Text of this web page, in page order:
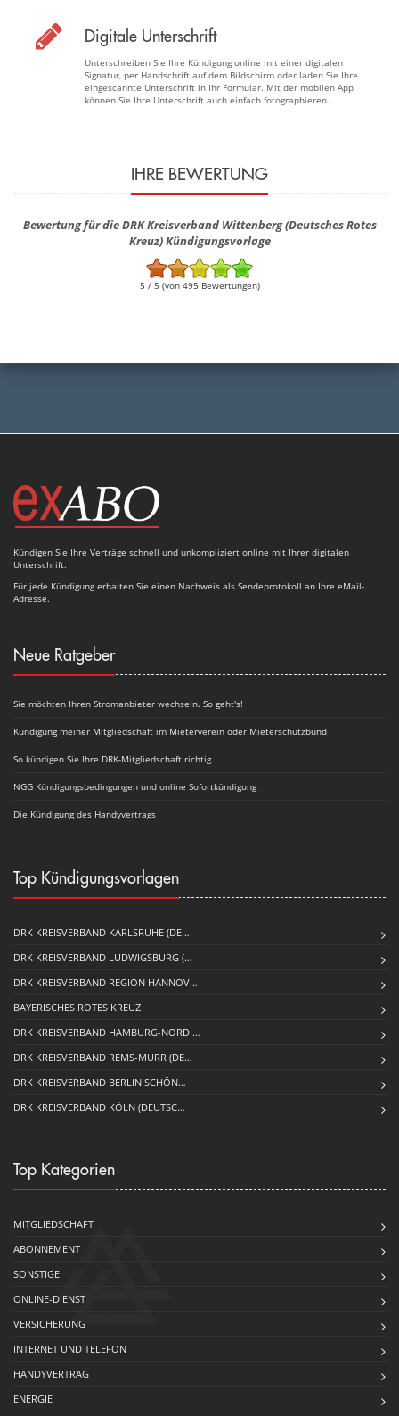
Digitale Unterschrift
Unterschreiben Sie Ihre Kündigung online mit einer digitalen
Signatur, per Handschrift auf dem Bildschirm oder laden Sie Ihre
eingescannte Unterschrift in Ihr Formular. Mit der mobilen App
können Sie Ihre Unterschrift auch einfach fotographieren.
IHRE BEWERTUNG
Bewertung für die DRK Kreisverband Wittenberg (Deutsches Rotes
Kreuz) Kündigungsvorlage
5 / 5 (von 495 Bewertungen)
Kündigen Sie Ihre Verträge schnell und unkompliziert online mit Ihrer digitalen
Unterschrift.
Für jede Kündigung erhalten Sie einen Nachweis als Sendeprotokoll an Ihre eMail-
Adresse.
Neue Ratgeber
Sie möchten Ihren Stromanbieter wechseln. So geht's!
Kündigung meiner Mitgliedschaft im Mieterverein oder Mieterschutzbund
So kündigen Sie Ihre DRK-Mitgliedschaft richtig
NGG Kündigungsbedingungen und online Sofortkündigung
Die Kündigung des Handyvertrags
Top Kündigungsvorlagen
DRK KREISVERBAND KARLSRUHE (DE…
DRK KREISVERBAND LUDWIGSBURG (…
DRK KREISVERBAND REGION HANNOV…
BAYERISCHES ROTES KREUZ
DRK KREISVERBAND HAMBURG-NORD …
DRK KREISVERBAND REMS-MURR (DE…
DRK KREISVERBAND BERLIN SCHÖN…
DRK KREISVERBAND KÖLN (DEUTSC…
Top Kategorien
MITGLIEDSCHAFT
ABONNEMENT
SONSTIGE
ONLINE-DIENST
VERSICHERUNG
INTERNET UND TELEFON
HANDYVERTRAG
ENERGIE